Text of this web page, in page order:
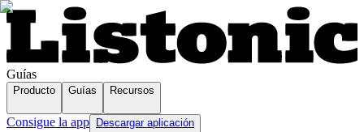
Guías
Producto Guías Recursos
Consigue la app Descargar aplicación